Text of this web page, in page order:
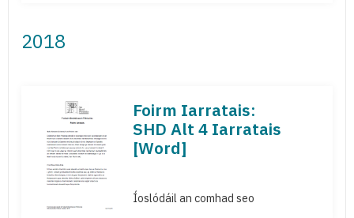
2018
Foirm Iarratais:
SHD Alt 4 Iarratais
[Word]
Íoslódáil an comhad seo